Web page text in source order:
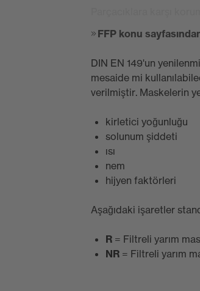
Parçacıklara karşı
FFP konu
DIN EN 149'un
mesaide mi
verilmiştir. Maskelerin
kirletici yoğunluğu
solunum şiddeti
ısı
nem
hijyen faktörleri
Aşağıdaki işaretler
R = Filtreli yarım
NR = Filtreli yarım